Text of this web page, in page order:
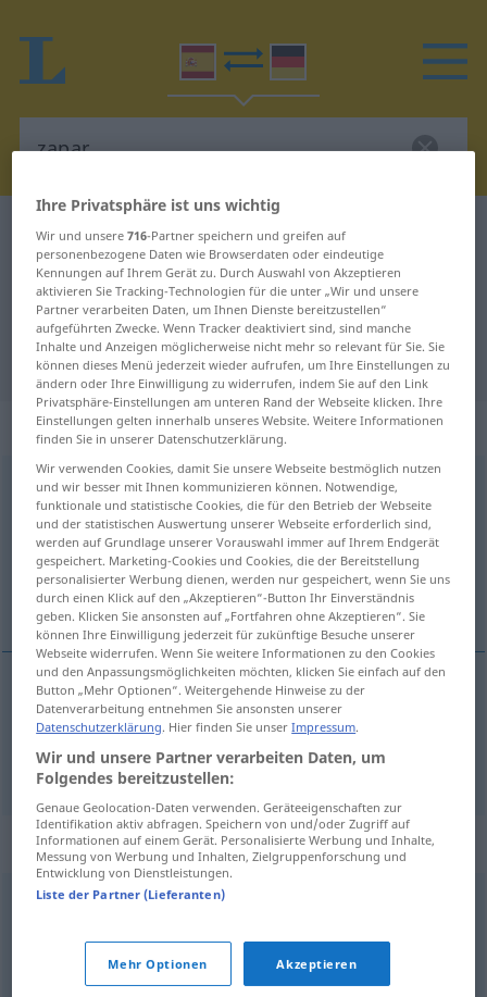
Spanisch-Deutsch Wörterbuch zapar
Spanisch-Deutsch Übersetzung für
"zapar"
"zapar" Deutsch Übersetzung
„zapar“: verbo intransitivo
zapar [θaˈpar] v/i
Übersicht aller Übersetzungen
(Für mehr Details die Übersetzung anklicken/antippen)
graben, schanzen
graben zapar
schanzen zapar MIL
Synonyme für "zapar"
© OpenThesaurus-es
Ihre Privatsphäre ist uns wichtig
Wir und unsere716-Partner speichern und greifen auf
personenbezogene Daten wie Browserdaten oder eindeutige
Kennungen auf Ihrem Gerät zu. Durch Auswahl von Akzeptieren
aktivieren Sie Tracking-Technologien für die unter „Wir und unsere
Partner verarbeiten Daten, um Ihnen Dienste bereitzustellen“
aufgeführten Zwecke. Wenn Tracker deaktiviert sind, sind manche
Inhalte und Anzeigen möglicherweise nicht mehr so relevant für Sie. Sie
können dieses Menü jederzeit wieder aufrufen, um Ihre Einstellungen zu
ändern oder Ihre Einwilligung zu widerrufen, indem Sie auf den Link
Privatsphäre-Einstellungen am unteren Rand der Webseite klicken. Ihre
Einstellungen gelten innerhalb unseres Website. Weitere Informationen
finden Sie in unserer Datenschutzerklärung.
Wir verwenden Cookies, damit Sie unsere Webseite bestmöglich nutzen
und wir besser mit Ihnen kommunizieren können. Notwendige,
funktionale und statistische Cookies, die für den Betrieb der Webseite
und der statistischen Auswertung unserer Webseite erforderlich sind,
werden auf Grundlage unserer Vorauswahl immer auf Ihrem Endgerät
gespeichert. Marketing-Cookies und Cookies, die der Bereitstellung
personalisierter Werbung dienen, werden nur gespeichert, wenn Sie uns
durch einen Klick auf den „Akzeptieren“-Button Ihr Einverständnis
geben. Klicken Sie ansonsten auf „Fortfahren ohne Akzeptieren“. Sie
können Ihre Einwilligung jederzeit für zukünftige Besuche unserer
Webseite widerrufen. Wenn Sie weitere Informationen zu den Cookies
und den Anpassungsmöglichkeiten möchten, klicken Sie einfach auf den
Button „Mehr Optionen“. Weitergehende Hinweise zu der
Datenverarbeitung entnehmen Sie ansonsten unserer
Datenschutzerklärung. Hier finden Sie unserImpressum.
Wir und unsere Partner verarbeiten Daten, um
Folgendes bereitzustellen:
Genaue Geolocation-Daten verwenden. Geräteeigenschaften zur
Identifikation aktiv abfragen. Speichern von und/oder Zugriff auf
Informationen auf einem Gerät. Personalisierte Werbung und Inhalte,
Messung von Werbung und Inhalten, Zielgruppenforschung und
Entwicklung von Dienstleistungen.
Liste der Partner (Lieferanten)
Mehr Optionen Akzeptieren